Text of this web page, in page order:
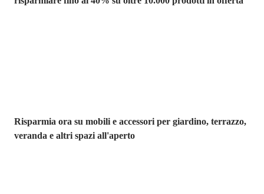
Risparmia ora su mobili e accessori per giardino, terrazzo,
veranda e altri spazi all'aperto